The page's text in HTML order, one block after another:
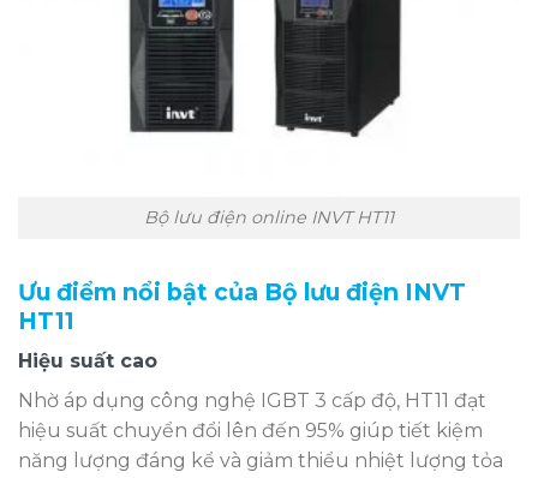
Bộ lưu điện online INVT HT11
Ưu điểm nổi bật của Bộ lưu điện INVT
HT11
Hiệu suất cao
Nhờ áp dụng công nghệ IGBT 3 cấp độ, HT11 đạt
hiệu suất chuyển đổi lên đến 95% giúp tiết kiệm
năng lượng đáng kể và giảm thiểu nhiệt lượng tỏa